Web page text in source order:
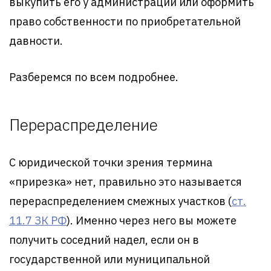
право собственности по приобретательной
давности.
Разберемся по всем подробнее.
Перераспределение
С юридической точки зрения термина
«прирезка» нет, правильно это называется
перераспределением смежных участков (ст.
11.7 ЗК РФ). Именно через него вы можете
получить соседний надел, если он в
государственной или муниципальной